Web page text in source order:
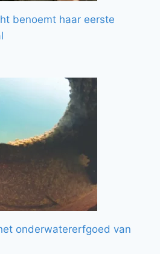
benoemt haar eerste
onderwatererfgoed van